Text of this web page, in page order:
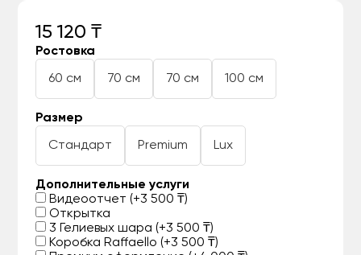
15 120 ₸
Ростовка
60 см 70 см 70 см 100 см
Размер
Стандарт Premium Lux
Дополнительные услуги
Видеоотчет (+3 500 ₸)
Открытка
3 Гелиевых шара (+3 500 ₸)
Коробка Raffaello (+3 500 ₸)